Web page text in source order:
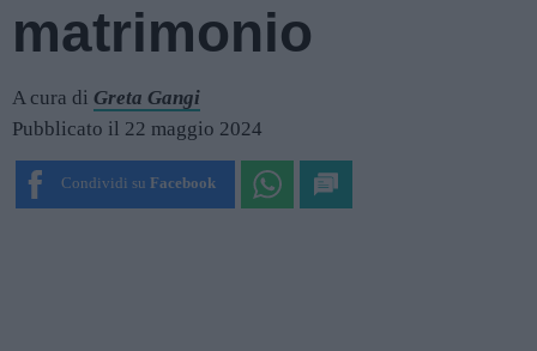
matrimonio
A cura di Greta Gangi
Pubblicato il 22 maggio 2024
Condividi su Facebook